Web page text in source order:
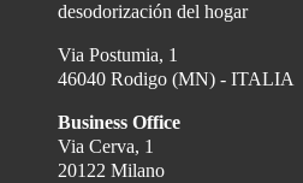
desodorización del hogar
Via Postumia, 1
46040 Rodigo (MN) - ITALIA
Business Office
Via Cerva, 1
20122 Milano